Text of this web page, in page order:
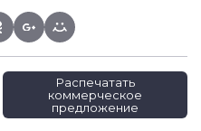
Распечатать
коммерческое
предложение